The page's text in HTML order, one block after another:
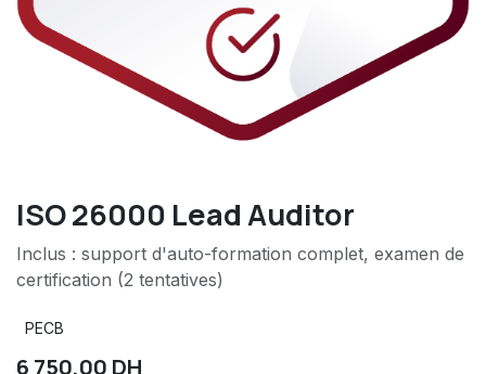
ISO 26000 Lead Auditor
Inclus : support d'auto-formation complet, examen de
certification (2 tentatives)
PECB
6 750,00 DH